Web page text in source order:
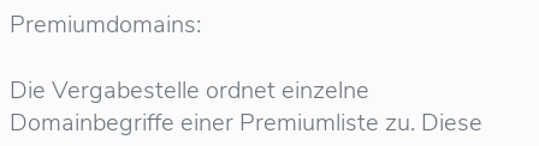
Premiumdomains:
Die Vergabestelle ordnet einzelne
Domainbegriffe einer Premiumliste zu. Diese